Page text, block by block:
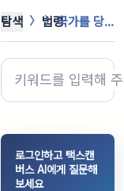
탐색 법령 국가를 당사자로 하는 계약에 관한 법...
로그인하고 택스캔
버스 AI에게 질문해
보세요